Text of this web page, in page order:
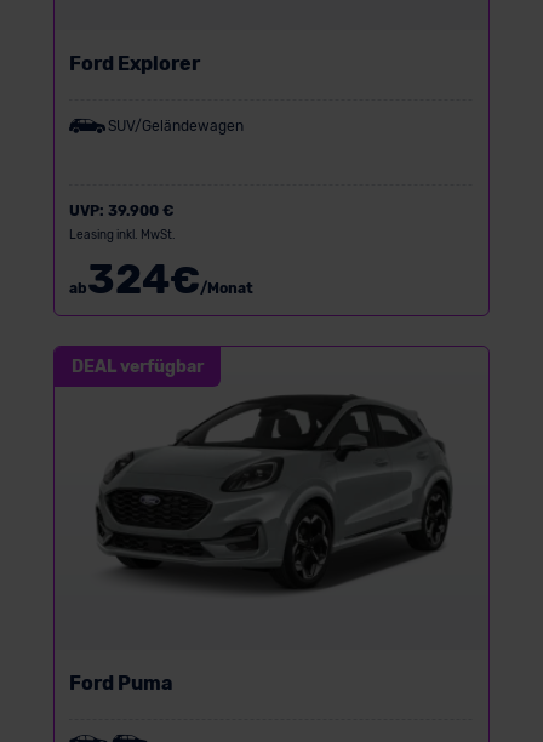
Ford Explorer
SUV/Geländewagen
UVP: 39.900 €
Leasing inkl. MwSt.
ab324€/Monat
DEAL verfügbar
Ford Puma